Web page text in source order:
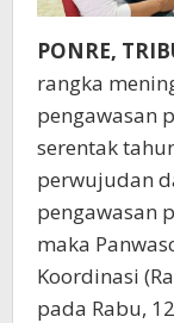
PONRE,
rangka
pengawasan
serentak
perwujudan
pengawasan
maka
Koordinasi
pada Rabu,